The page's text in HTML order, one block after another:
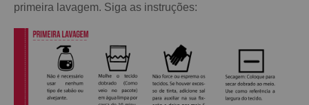
primeira lavagem. Siga as instruções: